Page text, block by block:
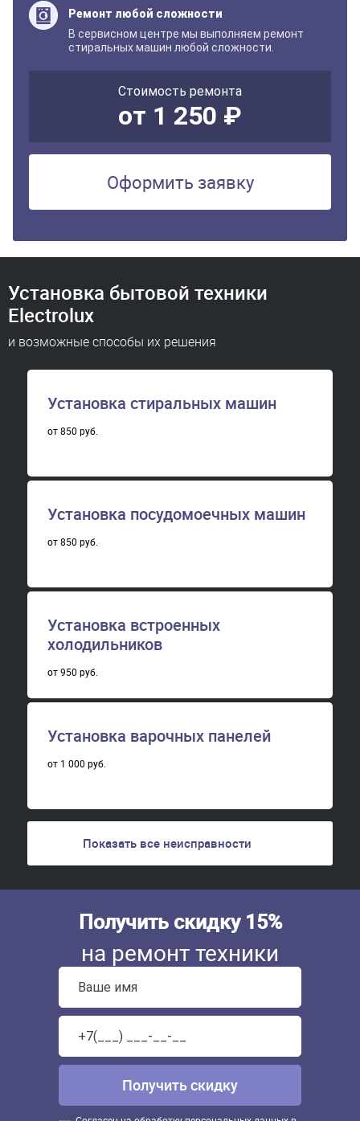
Ремонт любой сложности
В сервисном центре мы выполняем ремонт
стиральных машин любой сложности.
Стоимость ремонта
от 1 250 ₽
Оформить заявку
Установка бытовой техники
Electrolux
и возможные способы их решения
Установка стиральных машин
от 850 руб.
Установка посудомоечных машин
от 850 руб.
Установка встроенных
холодильников
от 950 руб.
Установка варочных панелей
от 1 000 руб.
Показать все неисправности
Получить скидку 15%
на ремонт техники